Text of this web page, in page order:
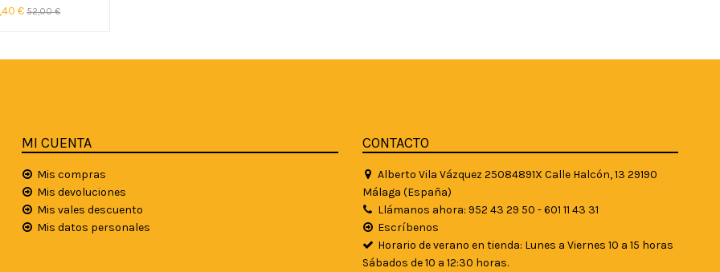
€52,00 €
MI CUENTA
Mis compras
Mis devoluciones
Mis vales descuento
Mis datos personales
CONTACTO
Alberto Vila Vázquez 25084891X Calle Halcón, 13 29190
Málaga (España)
Llámanos ahora: 952 43 29 50 - 601 11 43 31
Escríbenos
Horario de verano en tienda: Lunes a Viernes 10 a 15 horas
Sábados de 10 a 12:30 horas.